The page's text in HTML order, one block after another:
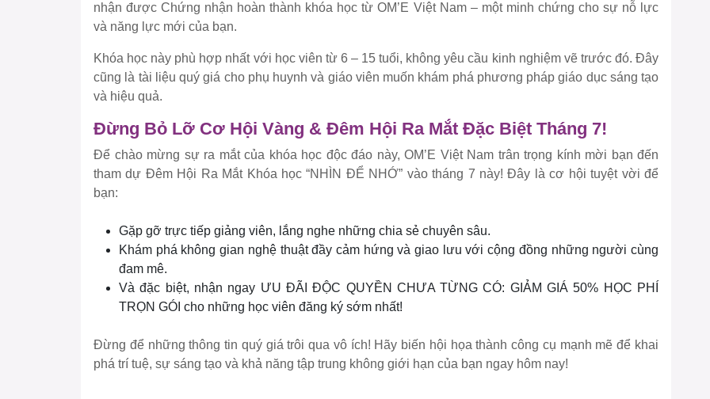
nhận được Chứng nhận hoàn thành khóa học từ OM’E Việt Nam – một minh chứng cho sự nỗ lực
và năng lực mới của bạn.
Khóa học này phù hợp nhất với học viên từ 6 – 15 tuổi, không yêu cầu kinh nghiệm vẽ trước đó. Đây
cũng là tài liệu quý giá cho phụ huynh và giáo viên muốn khám phá phương pháp giáo dục sáng tạo
và hiệu quả.
Đừng Bỏ Lỡ Cơ Hội Vàng & Đêm Hội Ra Mắt Đặc Biệt Tháng 7!
Để chào mừng sự ra mắt của khóa học độc đáo này, OM’E Việt Nam trân trọng kính mời bạn đến
tham dự Đêm Hội Ra Mắt Khóa học “NHÌN ĐỂ NHỚ” vào tháng 7 này! Đây là cơ hội tuyệt vời để
bạn:
Gặp gỡ trực tiếp giảng viên, lắng nghe những chia sẻ chuyên sâu.
Khám phá không gian nghệ thuật đầy cảm hứng và giao lưu với cộng đồng những người cùng
đam mê.
Và đặc biệt, nhận ngay ƯU ĐÃI ĐỘC QUYỀN CHƯA TỪNG CÓ: GIẢM GIÁ 50% HỌC PHÍ
TRỌN GÓI cho những học viên đăng ký sớm nhất!
Đừng để những thông tin quý giá trôi qua vô ích! Hãy biến hội họa thành công cụ mạnh mẽ để khai
phá trí tuệ, sự sáng tạo và khả năng tập trung không giới hạn của bạn ngay hôm nay!